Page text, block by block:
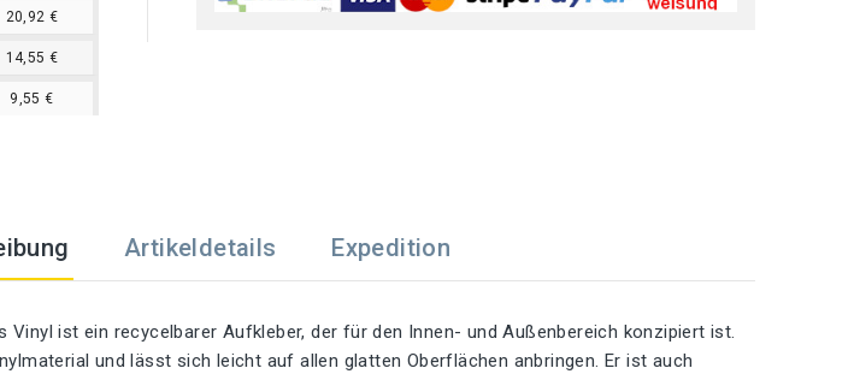
20,92 €
14,55 €
9,55 €
Artikeldetails Expedition
Vinyl ist ein recycelbarer Aufkleber, der für den Innen- und Außenbereich konzipiert ist.
und lässt sich leicht auf allen glatten Oberflächen anbringen. Er ist auch